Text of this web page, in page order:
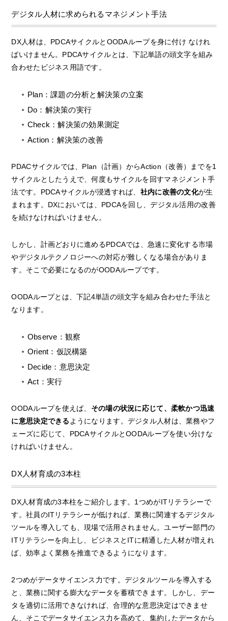
デジタル人材に求められるマネジメント手法
DX人材は、PDCAサイクルとOODAループを身に付け なけれ
ばいけません。PDCAサイクルとは、下記単語の頭文字を組み
合わせたビジネス用語です。
Plan：課題の分析と解決策の立案
Do：解決策の実行
Check：解決策の効果測定
Action：解決策の改善
PDACサイクルでは、Plan（計画）からAction（改善）までを1
サイクルとしたうえで、何度もサイクルを回すマネジメント手
法です。PDCAサイクルが浸透すれば、 社内に改善の文化が生
まれます。DXにおいては、PDCAを回し、デジタル活用の改善
を続けなければいけません。
しかし、計画どおりに進めるPDCAでは、急速に変化する市場
やデジタルテクノロジーへの対応が難しくなる場合がありま
す。そこで必要になるのがOODAループです。
OODAループとは、下記4単語の頭文字を組み合わせた手法と
なります。
Observe：観察
Orient：仮説構築
Decide：意思決定
Act：実行
OODAループを使えば、 その場の状況に応じて、柔軟かつ迅速
に意思決定できるようになります。デジタル人材は、業務やフ
ェーズに応じて、PDCAサイクルとOODAループを使い分けな
ければいけません。
DX人材育成の3本柱
DX人材育成の3本柱をご紹介します。1つめがITリテラシーで
す。社員のITリテラシーが低ければ、業務に関連するデジタル
ツールを導入しても、現場で活用されません。ユーザー部門の
ITリテラシーを向上し、ビジネスとITに精通した人材が増えれ
ば、効率よく業務を推進できるようになります。
2つめがデータサイエンス力です。デジタルツールを導入する
と、業務に関する膨大なデータを蓄積できます。しかし、デー
タを適切に活用できなければ、合理的な意思決定はできませ
ん、そこでデータサイエンス力を高めて、集約したデータから